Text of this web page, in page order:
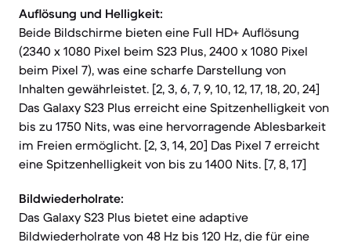
Auflösung und Helligkeit:
Beide Bildschirme bieten eine Full HD+ Auflösung
(2340 x 1080 Pixel beim S23 Plus, 2400 x 1080 Pixel
beim Pixel 7), was eine scharfe Darstellung von
Inhalten gewährleistet. [2, 3, 6, 7, 9, 10, 12, 17, 18, 20, 24]
Das Galaxy S23 Plus erreicht eine Spitzenhelligkeit von
bis zu 1750 Nits, was eine hervorragende Ablesbarkeit
im Freien ermöglicht. [2, 3, 14, 20] Das Pixel 7 erreicht
eine Spitzenhelligkeit von bis zu 1400 Nits. [7, 8, 17]
Bildwiederholrate:
Das Galaxy S23 Plus bietet eine adaptive
Bildwiederholrate von 48 Hz bis 120 Hz, die für eine